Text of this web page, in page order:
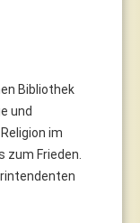
Bibliothek
und
im
Frieden.